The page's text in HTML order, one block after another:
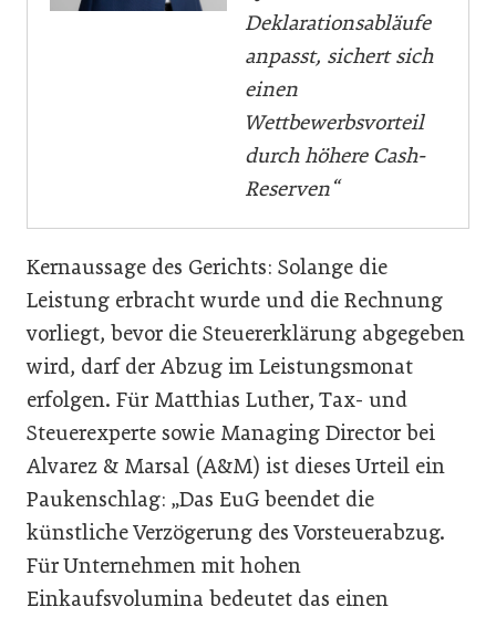
Deklarationsabläufe
anpasst, sichert sich
einen
Wettbewerbsvorteil
durch höhere Cash-
Reserven“
Kernaussage des Gerichts: Solange die
Leistung erbracht wurde und die Rechnung
vorliegt, bevor die Steuererklärung abgegeben
wird, darf der Abzug im Leistungsmonat
erfolgen. Für Matthias Luther, Tax- und
Steuerexperte sowie Managing Director bei
Alvarez & Marsal (A&M) ist dieses Urteil ein
Paukenschlag: „Das EuG beendet die
künstliche Verzögerung des Vorsteuerabzug.
Für Unternehmen mit hohen
Einkaufsvolumina bedeutet das einen